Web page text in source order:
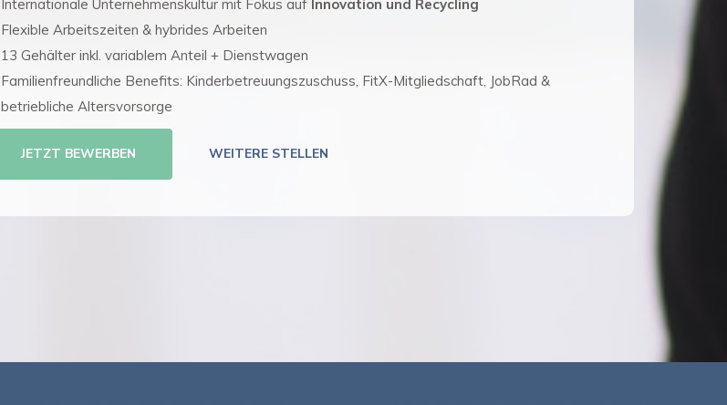
Internationale Unternehmenskultur mit Fokus auf Innovation und Recycling
Flexible Arbeitszeiten & hybrides Arbeiten
13 Gehälter inkl. variablem Anteil + Dienstwagen
Familienfreundliche Benefits: Kinderbetreuungszuschuss, FitX-Mitgliedschaft, JobRad &
betriebliche Altersvorsorge
JETZT BEWERBEN WEITERE STELLEN